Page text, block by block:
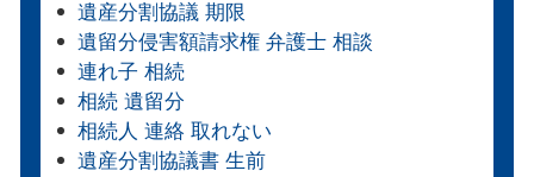
遺産分割協議 期限
遺留分侵害額請求権 弁護士 相談
連れ子 相続
相続 遺留分
相続人 連絡 取れない
遺産分割協議書 生前